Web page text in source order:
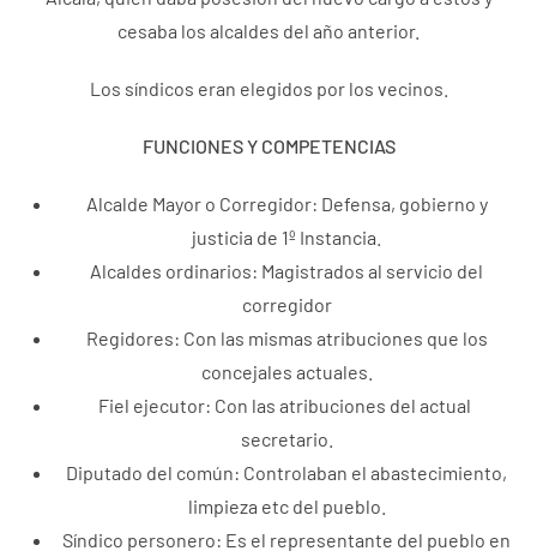
cesaba los alcaldes del año anterior.
Los síndicos eran elegidos por los vecinos.
FUNCIONES Y COMPETENCIAS
Alcalde Mayor o Corregidor: Defensa, gobierno y
justicia de 1º Instancia.
Alcaldes ordinarios: Magistrados al servicio del
corregidor
Regidores: Con las mismas atribuciones que los
concejales actuales.
Fiel ejecutor: Con las atribuciones del actual
secretario.
Diputado del común: Controlaban el abastecimiento,
limpieza etc del pueblo.
Síndico personero: Es el representante del pueblo en